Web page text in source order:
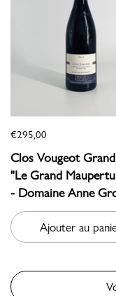
€295,00
Clos Vougeot
"Le Grand
- Domaine Anne
Ajouter au